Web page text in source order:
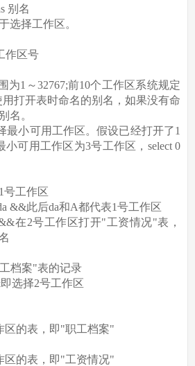
别名
选择工作区。
作区号
1～32767;前10个工作区系统规定
打开表时命名的别名，如果没有命
名。
最小可用工作区。假设已经打开了1
可用工作区为3号工作区，select 0
号工作区
&&此后da和A都代表1号工作区
在2号工作区打开"工资情况"表，
档案"表的记录
选择2号工作区
的表，即"职工档案"
的表，即"工资情况"